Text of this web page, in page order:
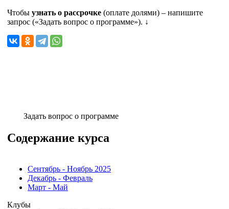
Чтобы узнать о рассрочке (оплате долями) – напишите
запрос («Задать вопрос о программе»). ↓
Задать вопрос о программе
Содержание курса
Сентябрь - Ноябрь 2025
Декабрь - Февраль
Март - Май
Клубы